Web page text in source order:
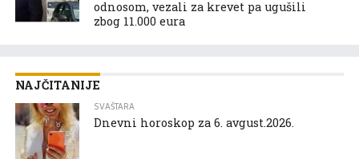
odnosom, vezali za krevet pa ugušili
zbog 11.000 eura
NAJČITANIJE
SVAŠTARA
Dnevni horoskop za 6. avgust.2026.